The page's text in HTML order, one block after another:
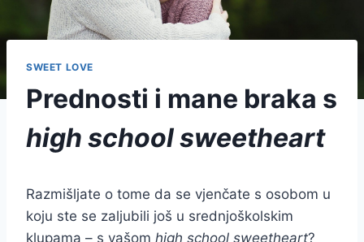
SWEET LOVE
Prednosti i mane braka s
high school sweetheart
Razmišljate o tome da se vjenčate s osobom u
koju ste se zaljubili još u srednjoškolskim
klupama – s vašom high school sweetheart?